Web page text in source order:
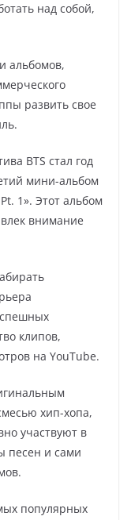
над собой,
альбомов,
развить свое
BTS стал год
мини-альбом
1». Этот альбом
внимание
клипов,
на YouTube.
хип-хопа,
участвуют в
песен и сами
популярных